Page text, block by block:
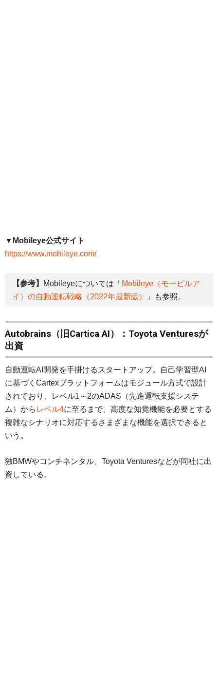
▼Mobileye公式サイト
https://www.mobileye.com/
【参考】 Mobileyeについては「 Mobileye（モービルア
イ）の自動運転戦略（2022年最新版）
」も参照。
Autobrains（旧Cartica AI）：Toyota Venturesが
出資
自動運転AI開発を手掛けるスタートアップ。自己学習型AI
に基づくCartexプラットフォームはモジュール方式で設計
されており、レベル1～2のADAS（先進運転支援システ
ム）から レベル4に至るまで、高度な知覚機能を必要とする
複雑なシナリオに対応するさまざまな機能を選択できると
いう。
独BMWやコンチネンタル、Toyota Venturesなどが同社に出
資している。